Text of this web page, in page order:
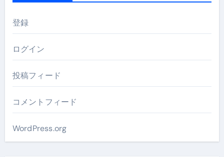
登録
ログイン
投稿フィード
コメントフィード
WordPress.org